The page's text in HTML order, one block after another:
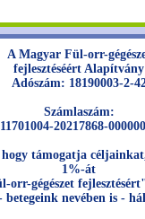
A Magyar Fül-orr-
fejlesztéséért Alapítvány
Adószám: 18190003-2-
Számlaszám:
11701004-20217868-
támogatja
1%-át
orr-gégészet
betegeink nevében is -